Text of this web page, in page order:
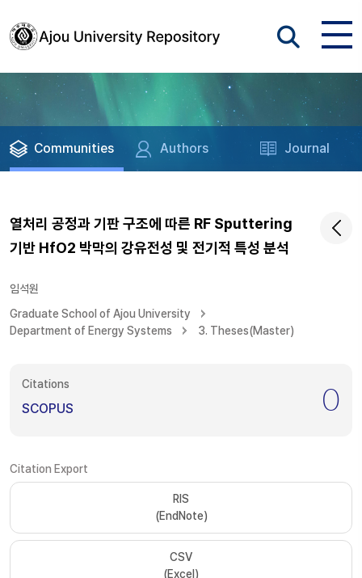
Communities Authors Journal
열처리 공정과 기판 구조에 따른 RF Sputtering
기반 HfO2 박막의 강유전성 및 전기적 특성 분석
임석원
Graduate School of Ajou University
Department of Energy Systems
3. Theses(Master)
Citations
SCOPUS 0
Citation Export
RIS
(EndNote)
CSV
(Excel)